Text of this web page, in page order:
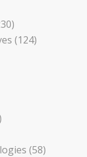
(124)
(58)